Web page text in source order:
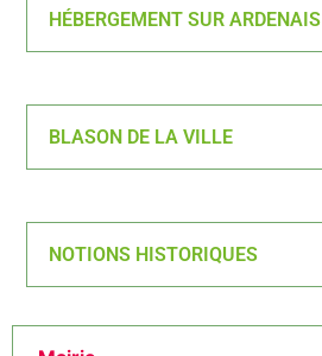
HÉBERGEMENT SUR ARDENAIS
BLASON DE LA VILLE
NOTIONS HISTORIQUES